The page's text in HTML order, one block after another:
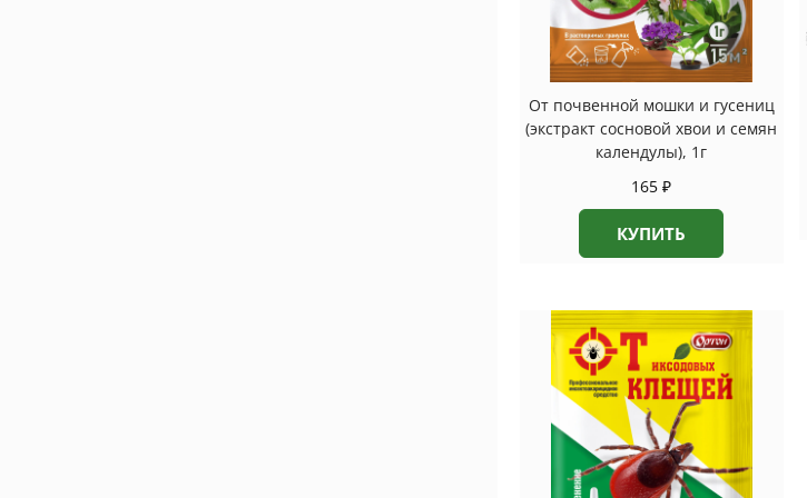
От почвенной мошки и гусениц
(экстракт сосновой хвои и семян
календулы), 1г
165₽
КУПИТЬ